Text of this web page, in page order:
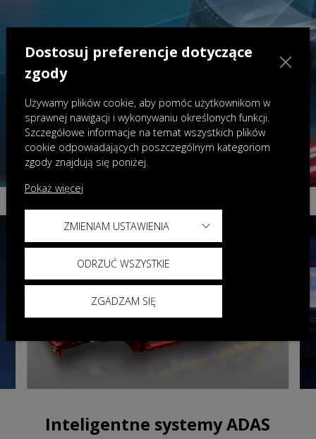
Inteligentne systemy ADAS
Dostosuj preferencje dotyczące
zgody
Używamy plików cookie, aby pomóc użytkownikom w
sprawnej nawigacji i wykonywaniu określonych funkcji.
Szczegółowe informacje na temat wszystkich plików
cookie odpowiadających poszczególnym kategoriom
zgody znajdują się poniżej.
Pokaż więcej
ZMIENIAM USTAWIENIA
ODRZUĆ WSZYSTKIE
ZGADZAM SIĘ